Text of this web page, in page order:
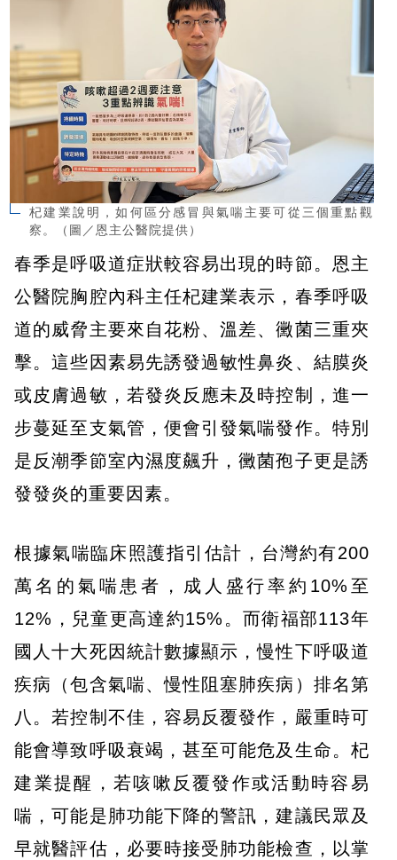
杞建業說明，如何區分感冒與氣喘主要可從三個重點觀
察。（圖／恩主公醫院提供）
春季是呼吸道症狀較容易出現的時節。恩主
公醫院胸腔內科主任杞建業表示，春季呼吸
道的威脅主要來自花粉、溫差、黴菌三重夾
擊。這些因素易先誘發過敏性鼻炎、結膜炎
或皮膚過敏，若發炎反應未及時控制，進一
步蔓延至支氣管，便會引發氣喘發作。特別
是反潮季節室內濕度飆升，黴菌孢子更是誘
發發炎的重要因素。
根據氣喘臨床照護指引估計，台灣約有200
萬名的氣喘患者，成人盛行率約10%至
12%，兒童更高達約15%。而衛福部113年
國人十大死因統計數據顯示，慢性下呼吸道
疾病（包含氣喘、慢性阻塞肺疾病）排名第
八。若控制不佳，容易反覆發作，嚴重時可
能會導致呼吸衰竭，甚至可能危及生命。杞
建業提醒，若咳嗽反覆發作或活動時容易
喘，可能是肺功能下降的警訊，建議民眾及
早就醫評估，必要時接受肺功能檢查，以掌